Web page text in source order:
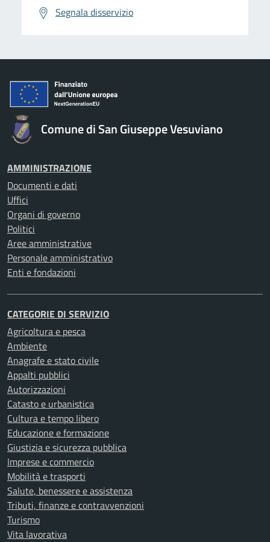
Segnala disservizio
Comune di San Giuseppe Vesuviano
AMMINISTRAZIONE
Documenti e dati
Uffici
Organi di governo
Politici
Aree amministrative
Personale amministrativo
Enti e fondazioni
CATEGORIE DI SERVIZIO
Agricoltura e pesca
Ambiente
Anagrafe e stato civile
Appalti pubblici
Autorizzazioni
Catasto e urbanistica
Cultura e tempo libero
Educazione e formazione
Giustizia e sicurezza pubblica
Imprese e commercio
Mobilità e trasporti
Salute, benessere e assistenza
Tributi, finanze e contravvenzioni
Turismo
Vita lavorativa